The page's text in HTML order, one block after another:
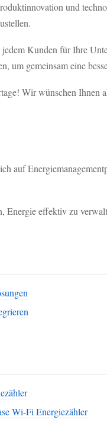
und
Kunden für Ihre
um gemeinsam eine
Wir wünschen Ihnen
auf
Energie effektiv zu
Wi-Fi Energiezähler